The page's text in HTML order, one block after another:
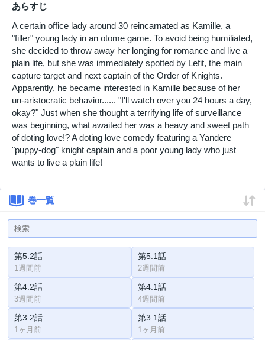
あらすじ
A certain office lady around 30 reincarnated as Kamille, a
"filler" young lady in an otome game. To avoid being humiliated,
she decided to throw away her longing for romance and live a
plain life, but she was immediately spotted by Lefit, the main
capture target and next captain of the Order of Knights.
Apparently, he became interested in Kamille because of her
un-aristocratic behavior...... "I'll watch over you 24 hours a day,
okay?" Just when she thought a terrifying life of surveillance
was beginning, what awaited her was a heavy and sweet path
of doting love!? A doting love comedy featuring a Yandere
"puppy-dog" knight captain and a poor young lady who just
wants to live a plain life!
巻一覧
第5.2話
1週間前
第5.1話
2週間前
第4.2話
3週間前
第4.1話
4週間前
第3.2話
1ヶ月前
第3.1話
1ヶ月前